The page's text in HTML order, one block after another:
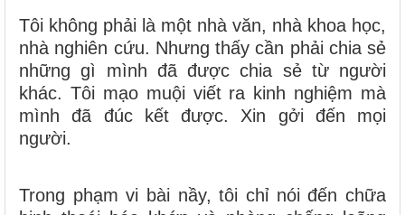
Tôi không phải là một nhà văn, nhà khoa học,
nhà nghiên cứu. Nhưng thấy cần phải chia sẻ
những gì mình đã được chia sẻ từ người
khác. Tôi mạo muội viết ra kinh nghiệm mà
mình đã đúc kết được. Xin gởi đến mọi
người.
Trong phạm vi bài nầy, tôi chỉ nói đến chữa